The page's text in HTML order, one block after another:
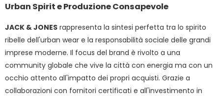
Urban Spirit e Produzione Consapevole
JACK & JONES rappresenta la sintesi perfetta tra lo spirito
ribelle dell'urban wear e la responsabilità sociale delle grandi
imprese moderne. Il focus del brand è rivolto a una
community globale che vive la città con energia ma con un
occhio attento all'impatto dei propri acquisti. Grazie a
collaborazioni con fornitori certificati e all'investimento in